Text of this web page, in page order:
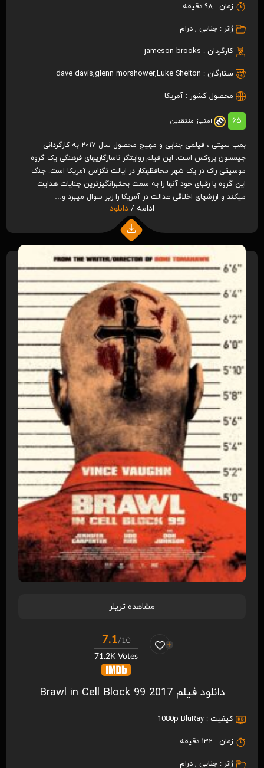
زمان : 98 دقیقه
ژانر : جنایی ,درام
کارگردان : jameson brooks
ستارگان : dave davis,glenn morshower,Luke Shelton
محصول کشور : آمریکا
65 امتیاز منتقدین
بمب سیتی ، فیلمی جنایی و مهیج محصول سال ۲۰۱۷ به کارگردانی
جیمسون بروکس است. این فیلم روایتگر ناسازگاری‎های فرهنگی یک گروه
موسیقی راک در یک شهر محافظه‎کار در ایالت تگزاس آمریکا است. جنگ
این گروه با رقبای خود آنها را به سمت بحث‎برانگیزترین جنایات هدایت
می‎کند و ارزش‎های اخلاقی عدالت در آمریکا را زیر سوال می‎برد و…
ادامه / دانلود
مشاهده تریلر
7.1/10
71.2K Votes
دانلود فیلم Brawl in Cell Block 99 2017
کیفیت : 1080p BluRay
زمان : 132 دقیقه
ژانر : جنایی ,درام